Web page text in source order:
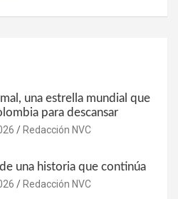
una estrella mundial que
para descansar
Redacción NVC
una historia que continúa
Redacción NVC